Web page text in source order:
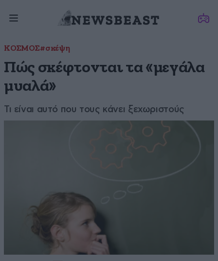
ΚΟΣΜΟΣ#σκέψη
Πώς σκέφτονται τα «μεγάλα
μυαλά»
Τι είναι αυτό που τους κάνει ξεχωριστούς